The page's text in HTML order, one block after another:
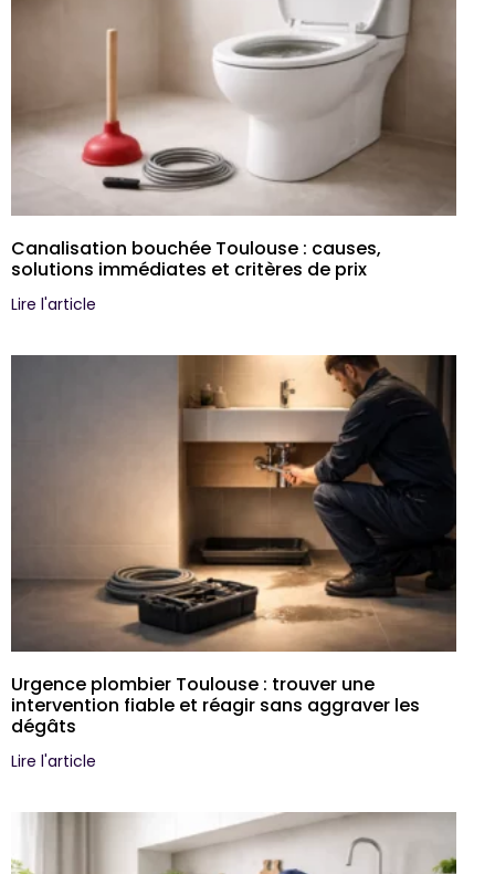
Canalisation bouchée Toulouse : causes,
solutions immédiates et critères de prix
Lire l'article
Urgence plombier Toulouse : trouver une
intervention fiable et réagir sans aggraver les
dégâts
Lire l'article